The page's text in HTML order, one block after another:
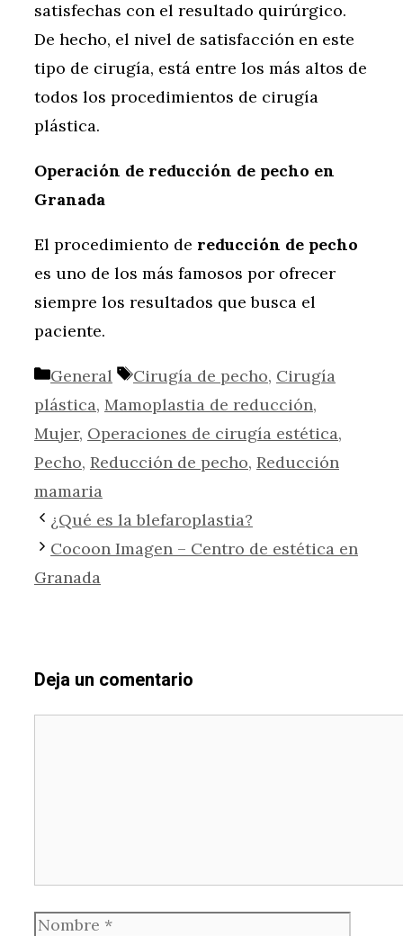
satisfechas con el resultado quirúrgico.
De hecho, el nivel de satisfacción en este
tipo de cirugía, está entre los más altos de
todos los procedimientos de cirugía
plástica.
Operación de reducción de pecho en
Granada
El procedimiento de reducción de pecho
es uno de los más famosos por ofrecer
siempre los resultados que busca el
paciente.
Categorías
General Etiquetas
Cirugía de pecho, Cirugía
plástica, Mamoplastia de reducción,
Mujer, Operaciones de cirugía estética,
Pecho, Reducción de pecho, Reducción
mamaria
¿Qué es la blefaroplastia?
Cocoon Imagen – Centro de estética en
Granada
Deja un comentario
Nombre